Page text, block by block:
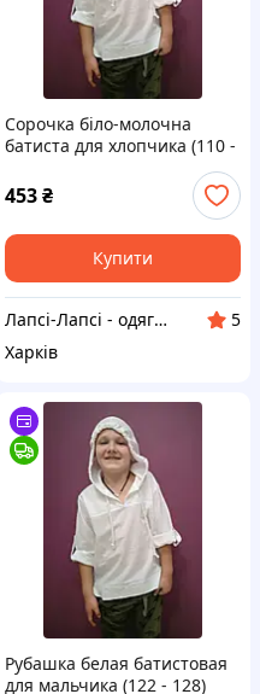
Сорочка біло-молочна
батиста для хлопчика (110 -
453₴
Купити
Лапсі-Лапсі - одяг для ляльок Baby Born, Barbie, Paola Reina, Chi Chi Love
5
Харків
Рубашка белая батистовая
для мальчика (122 - 128)